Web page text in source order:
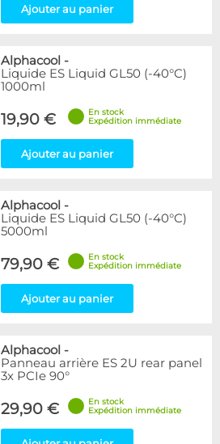
Ajouter au panier
Alphacool -
Liquide ES Liquid GL50 (-40°C)
1000ml
19,90 €
En stock
Expédition immédiate
Ajouter au panier
Alphacool -
Liquide ES Liquid GL50 (-40°C)
5000ml
79,90 €
En stock
Expédition immédiate
Ajouter au panier
Alphacool -
Panneau arrière ES 2U rear panel
3x PCIe 90°
29,90 €
En stock
Expédition immédiate